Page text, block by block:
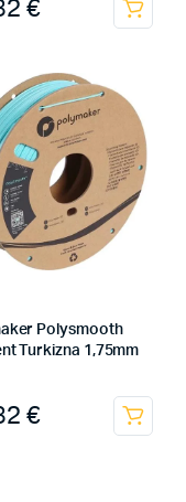
€
Polysmooth
Turkizna 1,75mm
€